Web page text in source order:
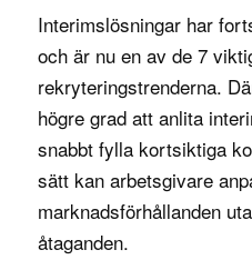
Interimslösningar har
och är nu en av de 7
rekryteringstrenderna.
högre grad att anlita
snabbt fylla kortsiktiga
sätt kan arbetsgivare
marknadsförhållanden
åtaganden.